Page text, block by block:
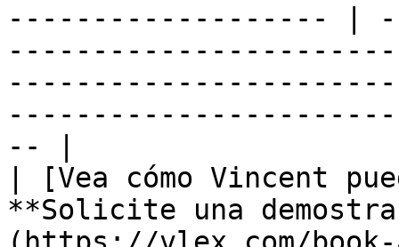
------------------- |
-- |
| [Vea cómo Vincent
**Solicite una